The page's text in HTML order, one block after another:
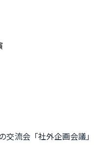
流会「社外企画会